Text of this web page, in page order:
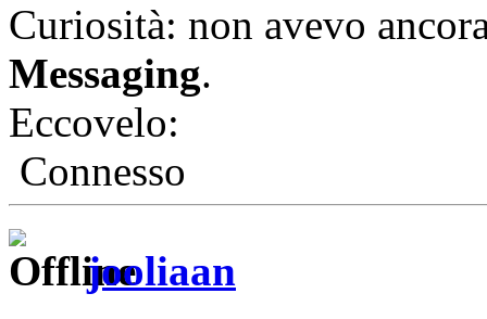
Curiosità: non avevo
Messaging.
Eccovelo:
Connesso
jooliaan